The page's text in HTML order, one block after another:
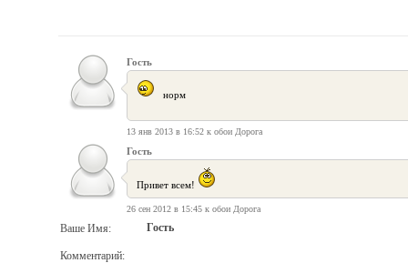
Гость
норм
13 янв 2013 в 16:52 к обои Дорога
Гость
Привет всем!
26 сен 2012 в 15:45 к обои Дорога
Ваше Имя: Гость
Комментарий: